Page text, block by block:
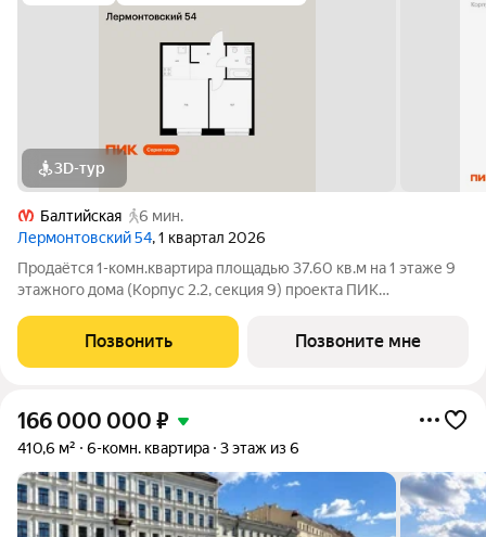
3D-тур
Балтийская
6 мин.
Лермонтовский 54, 1 квартал 2026
Продаётся 1-комн.квартира площадью 37.60 кв.м на 1 этаже 9
этажного дома (Корпус 2.2, секция 9) проекта ПИК
земли, функциональная планировка, большие окна.
«Лермонтовский 54» находится в центре
Позвонить Позвоните мне
166 000 000 ₽
410,6 м² 6-комн. квартира 3 этаж из 6